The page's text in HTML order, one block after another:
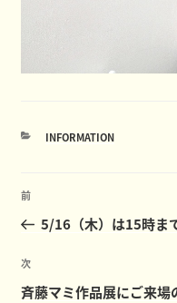
カ
INFORMATION
投
稿
ナ
ビ
ゲ
前
の
稿
前
5/16（木）は15時ま
次
の
次
斉藤マミ作品展にご来場